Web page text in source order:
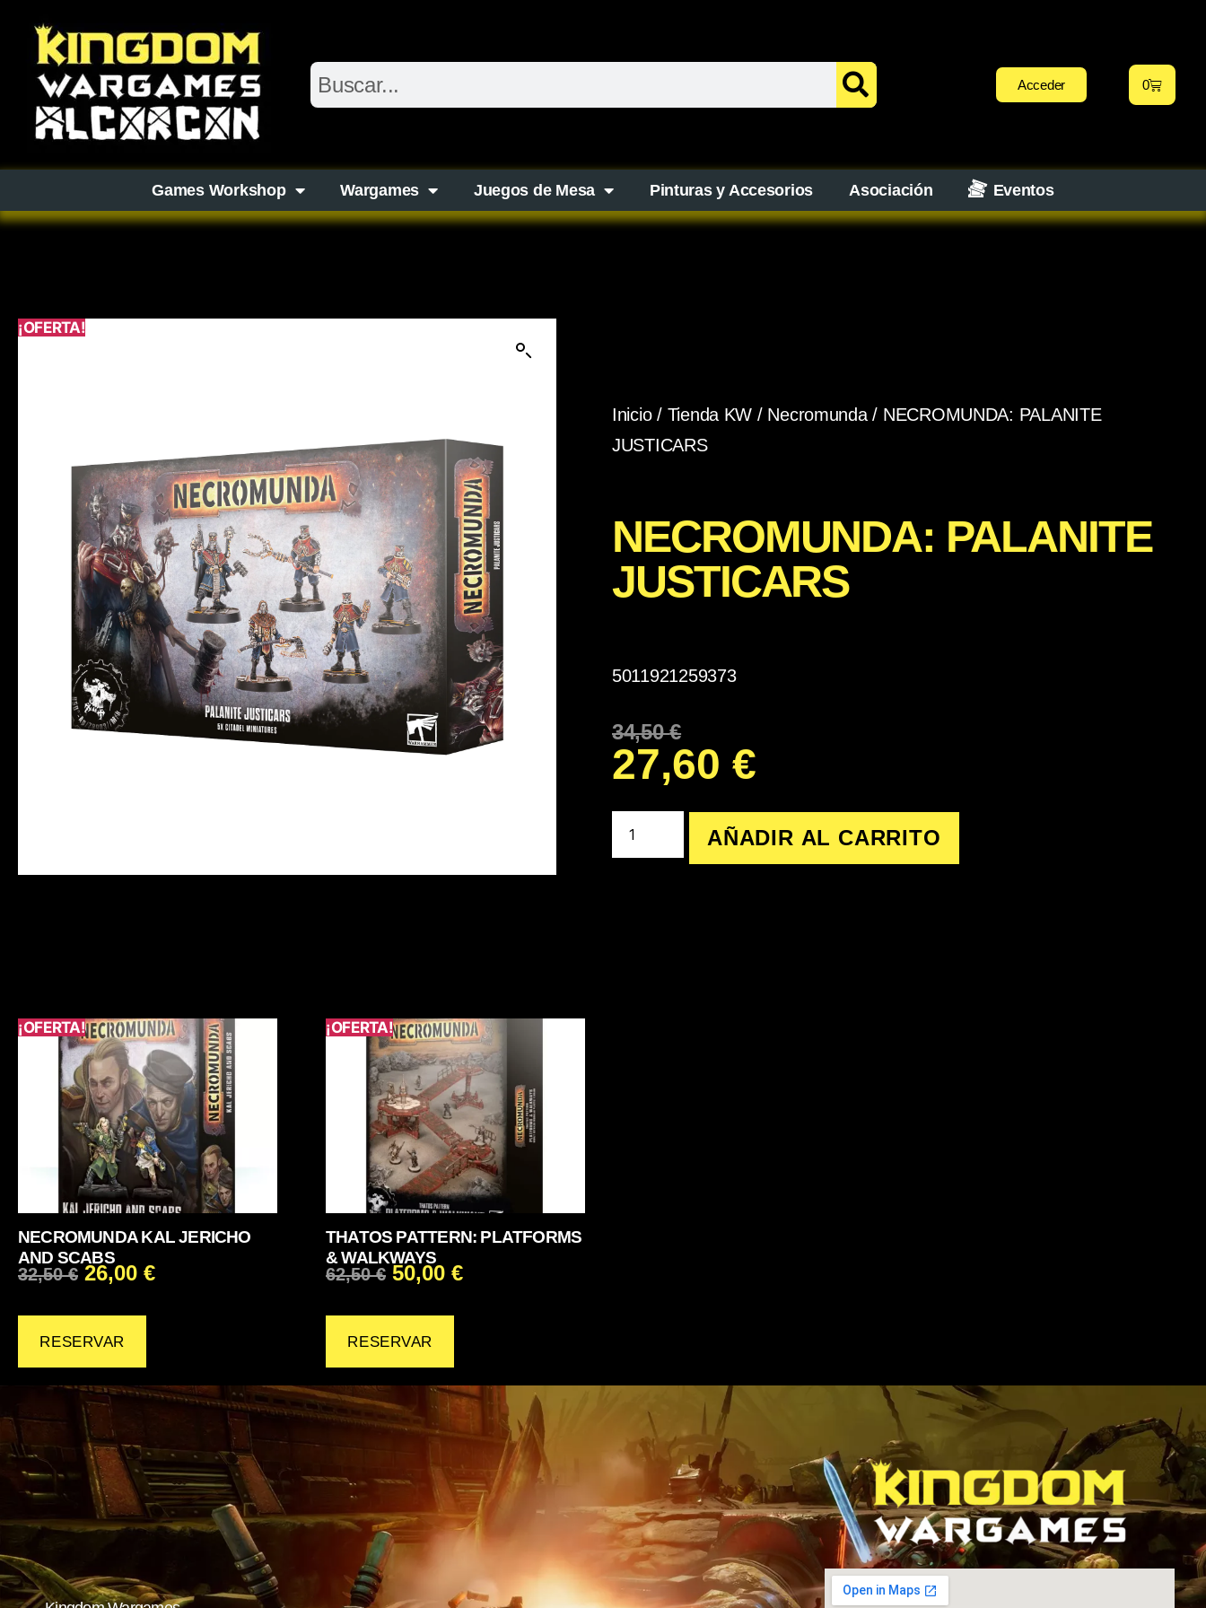
Acceder 0
Games Workshop Wargames Juegos de Mesa Pinturas y Accesorios Asociación Eventos
¡OFERTA!
Inicio/ Tienda KW / Necromunda/ NECROMUNDA: PALANITE
JUSTICARS
NECROMUNDA: PALANITE
JUSTICARS
5011921259373
34,50€
27,60 €
AÑADIR AL CARRITO
¡OFERTA!
NECROMUNDA KAL JERICHO
AND SCABS
32,50€ 26,00 €
RESERVAR
¡OFERTA!
THATOS PATTERN: PLATFORMS
& WALKWAYS
62,50€ 50,00 €
RESERVAR